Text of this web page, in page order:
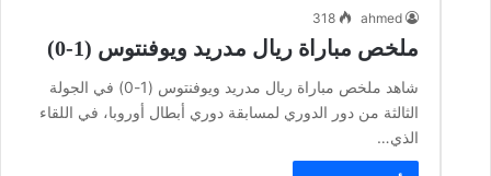
ahmed
318
ملخص مباراة ريال مدريد ويوفنتوس (1-0)
شاهد ملخص مباراة ريال مدريد ويوفنتوس (1-0) في الجولة
الثالثة من دور الدوري لمسابقة دوري أبطال أوروبا، في اللقاء
الذي…